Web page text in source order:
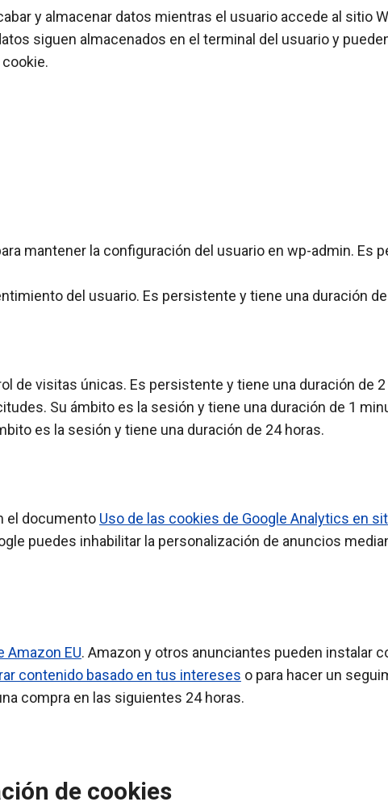
y almacenar datos mientras el usuario accede al sitio
siguen almacenados en el terminal del usuario y
mantener la configuración del usuario en wp-admin. Es
del usuario. Es persistente y tiene una duración de
de visitas únicas. Es persistente y tiene una duración de 2
Su ámbito es la sesión y tiene una duración de 1
es la sesión y tiene una duración de 24 horas.
el documento Uso de las cookies de Google Analytics en
puedes inhabilitar la personalización de anuncios
Amazon EU. Amazon y otros anunciantes pueden instalar
contenido basado en tus intereses o para hacer un
compra en las siguientes 24 horas.
de cookies